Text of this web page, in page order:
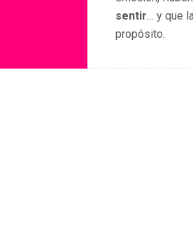
sentir… y que
propósito.